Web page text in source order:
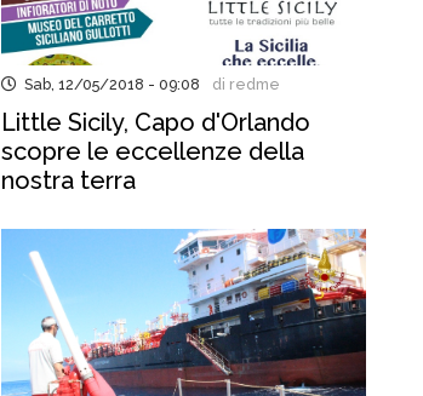
Sab, 12/05/2018 - 09:08 di redme
Little Sicily, Capo d'Orlando
scopre le eccellenze della
nostra terra